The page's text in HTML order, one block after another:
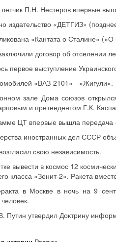
П.Н. Нестеров впервые
издательство «ДЕТГИЗ»
«Кантата о Сталине»
договор об отселении
первое выступление
«ВАЗ-2101» - «Жигули».
зале Дома союзов
и претендентом Г.К.
ЦТ впервые вышла передача
иностранных дел СССР
свою независимость.
вывести в космос 12
класса «Зенит-2». Ракета
в Москве в ночь на 9
Путин утвердил Доктрину